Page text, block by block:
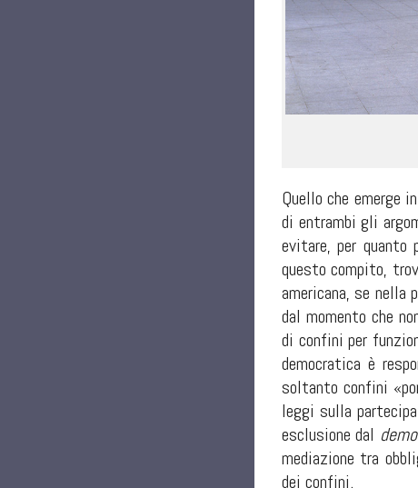
Quello che emerge
di entrambi gli
evitare, per
questo compito,
americana, se
dal momento che
di confini per
democratica è
soltanto confini
leggi sulla
esclusione dal
mediazione tra
dei confini.